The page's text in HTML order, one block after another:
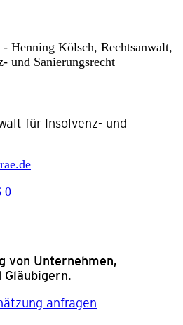
für Insolvenz- und
0
von Unternehmen,
anfragen